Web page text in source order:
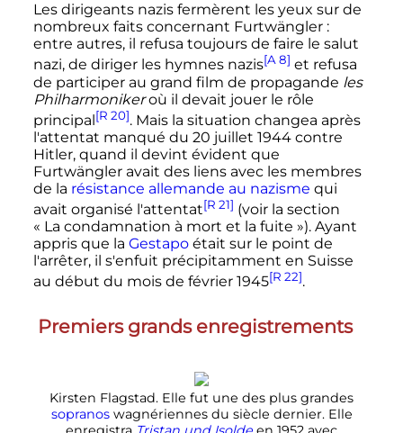
Les dirigeants nazis fermèrent les yeux sur de
nombreux faits concernant Furtwängler :
entre autres, il refusa toujours de faire le salut
nazi, de diriger les hymnes nazis[A 8] et refusa
de participer au grand film de propagande les
Philharmonikeroù il devait jouer le rôle
principal[R 20]. Mais la situation changea après
l'attentat manqué du 20 juillet 1944 contre
Hitler, quand il devint évident que
Furtwängler avait des liens avec les membres
de la résistance allemande au nazisme qui
avait organisé l'attentat[R 21] (voir la section
« La condamnation à mort et la fuite »). Ayant
appris que la Gestapoétait sur le point de
l'arrêter, il s'enfuit précipitamment en Suisse
au début du mois de février 1945[R 22].
Premiers grands enregistrements
Kirsten Flagstad. Elle fut une des plus grandes
sopranoswagnériennes du siècle dernier. Elle